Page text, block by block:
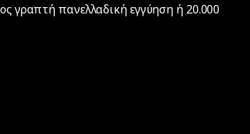
γραπτή πανελλαδική εγγύηση ή 20.000